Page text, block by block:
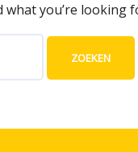
what you’re looking